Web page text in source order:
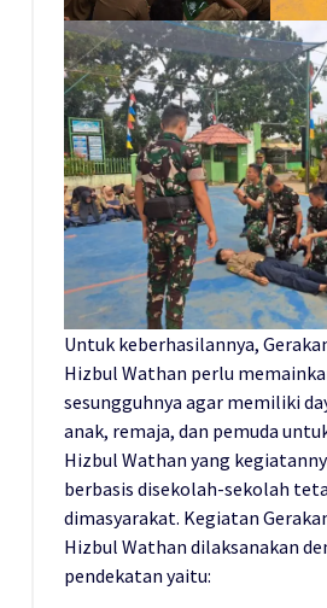
Untuk keberhasilannya,
Hizbul Wathan perlu
sesungguhnya agar memiliki
anak, remaja, dan pemuda
Hizbul Wathan yang
berbasis disekolah-sekolah
dimasyarakat. Kegiatan
Hizbul Wathan dilaksanakan
pendekatan yaitu: